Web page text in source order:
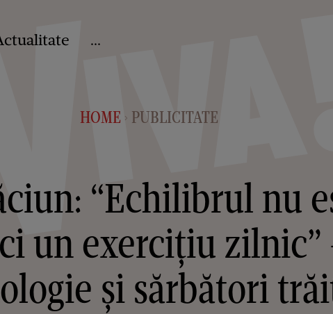
...
HOME > PUBLICITATE
“Echilibrul nu
un exercițiu
și sărbători